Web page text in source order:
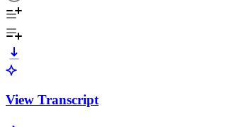
View Transcript